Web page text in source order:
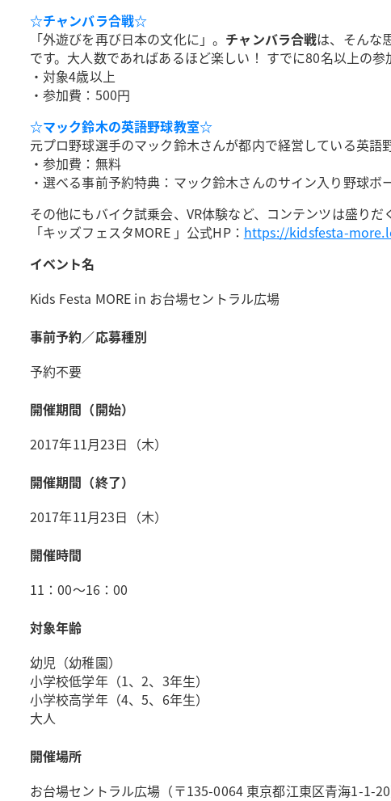
☆チャンバラ合戦☆
「外遊びを再び日本の文化に」。 チャンバラ合戦は、そんな
です。大人数であればあるほど楽しい！ すでに80名以上の参
・対象4歳以上
・参加費：500円
☆マック鈴木の英語野球教室☆
元プロ野球選手のマック鈴木さんが都内で経営している英
・参加費：無料
・選べる事前予約特典：マック鈴木さんのサイン入り野球
その他にもバイク試乗会、VR体験など、コンテンツは盛り
「キッズフェスタMORE 」公式HP： https://kidsfesta-
イベント名
Kids Festa MORE in お台場セントラル広場
事前予約／応募種別
予約不要
開催期間（開始）
2017年11月23日（木）
開催期間（終了）
2017年11月23日（木）
開催時間
11：00～16：00
対象年齢
幼児（幼稚園）
小学校低学年（1、2、3年生）
小学校高学年（4、5、6年生）
大人
開催場所
お台場セントラル広場（〒135-0064 東京都江東区青海1-1-20